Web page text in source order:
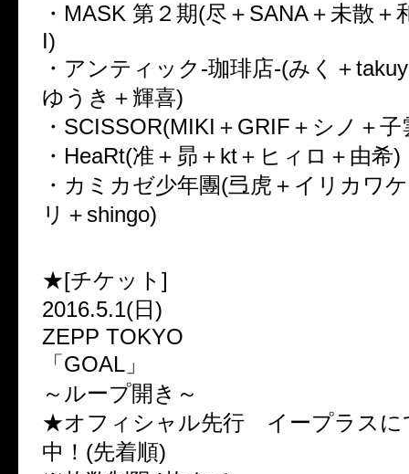
・MASK 第２期(尽＋SANA＋未散＋
I)
・アンティック-珈琲店-(みく＋
ゆうき＋輝喜)
・SCISSOR(MIKI＋GRIF＋シノ＋子
・HeaRt(准＋昴＋kt＋ヒィロ＋由希)
・カミカゼ少年團(弖虎＋イリカワ
リ＋shingo)
★[チケット]
2016.5.1(日)
ZEPP TOKYO
「GOAL」
～ループ開き～
★オフィシャル先行 イープラスに
中！(先着順)